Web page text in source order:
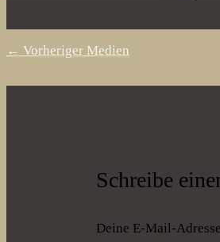
← Vorheriger Medien
Schreibe
Deine E-Mail-